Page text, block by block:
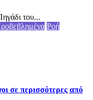
του...
Ροή
σε περισσότερες από